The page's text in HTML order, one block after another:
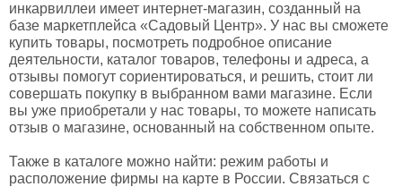
инкарвиллеи имеет интернет-магазин, созданный на
базе маркетплейса «Садовый Центр». У нас вы сможете
купить товары, посмотреть подробное описание
деятельности, каталог товаров, телефоны и адреса, а
отзывы помогут сориентироваться, и решить, стоит ли
совершать покупку в выбранном вами магазине. Если
вы уже приобретали у нас товары, то можете написать
отзыв о магазине, основанный на собственном опыте.
Также в каталоге можно найти: режим работы и
расположение фирмы на карте в России. Связаться с